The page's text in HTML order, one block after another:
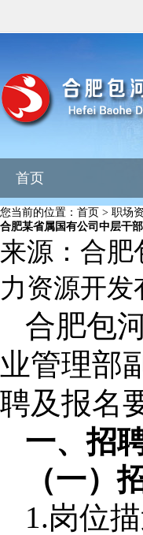
首页
您当前的位置： 首页 > 职场
合肥某省属国有公司中层干
来源： 合肥
力资源开发
合肥包
业管理部
聘及报名
一、招
（一）
1.岗位